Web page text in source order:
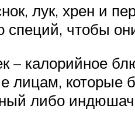
лук, хрен и
специй, чтобы
– калорийное
лицам,
либо